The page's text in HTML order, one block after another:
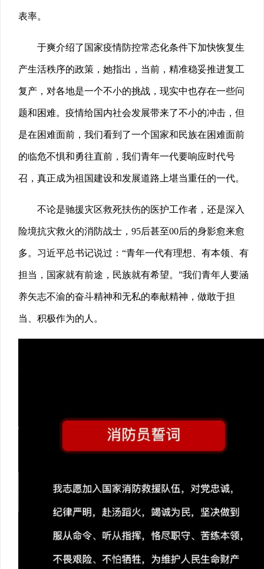
表率。
于爽介绍了国家疫情防控常态化条件下加快恢复生
产生活秩序的政策，她指出，当前，精准稳妥推进复工
复产，对各地是一个不小的挑战，现实中也存在一些问
题和困难。疫情给国内社会发展带来了不小的冲击，但
是在困难面前，我们看到了一个国家和民族在困难面前
的临危不惧和勇往直前，我们青年一代要响应时代号
召，真正成为祖国建设和发展道路上堪当重任的一代。
不论是驰援灾区救死扶伤的医护工作者，还是深入
险境抗灾救火的消防战士，95后甚至00后的身影愈来愈
多。习近平总书记说过：“青年一代有理想、有本领、有
担当，国家就有前途，民族就有希望。”我们青年人要涵
养矢志不渝的奋斗精神和无私的奉献精神，做敢于担
当、积极作为的人。